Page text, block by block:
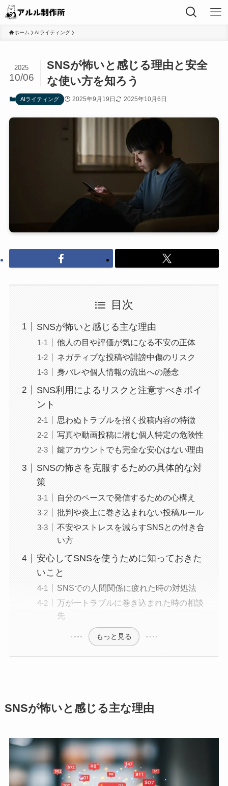
ホーム AIライティング
SNSが怖いと感じる理由と安全
な使い方を知ろう
2025
10/06
AIライティング 2025年9月19日 2025年10月6日
目次
SNSが怖いと感じる主な理由
他人の目や評価が気になる不安の正体
ネガティブな投稿や誹謗中傷のリスク
身バレや個人情報の流出への懸念
SNS利用によるリスクと注意すべきポイ
ント
思わぬトラブルを招く投稿内容の特徴
写真や動画投稿に潜む個人特定の危険性
鍵アカウントでも完全な安心はない理由
SNSの怖さを克服するための具体的な対
策
自分のペースで発信するための心構え
批判や炎上に巻き込まれない投稿ルール
不安やストレスを減らすSNSとの付き合
い方
安心してSNSを使うために知っておきた
いこと
SNSでの人間関係に疲れた時の対処法
万が一トラブルに巻き込まれた時の相談
先
もっと見る
SNSが怖いと感じる主な理由